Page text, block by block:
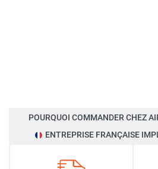
POURQUOI COMMANDER CHEZ
ENTREPRISE FRANÇAISE